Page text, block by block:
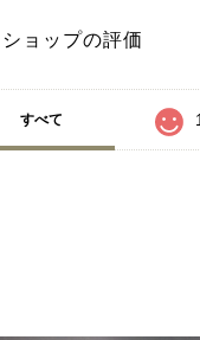
ショップの評価
すべて